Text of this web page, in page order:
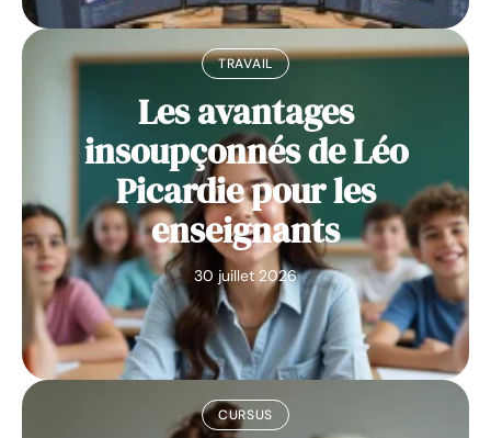
TRAVAIL
Les avantages
insoupçonnés de Léo
Picardie pour les
enseignants
30 juillet 2026
CURSUS